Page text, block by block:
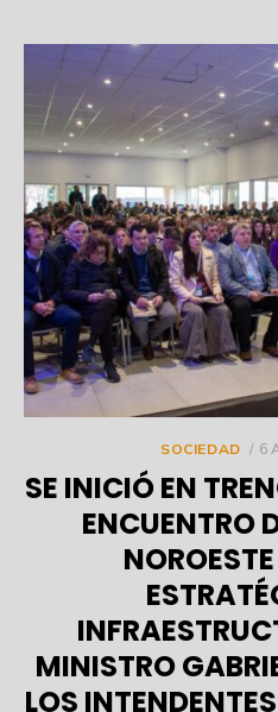
SOCIEDAD 6
SE INICIÓ EN
ENCUENTRO
MINISTRO
LOS